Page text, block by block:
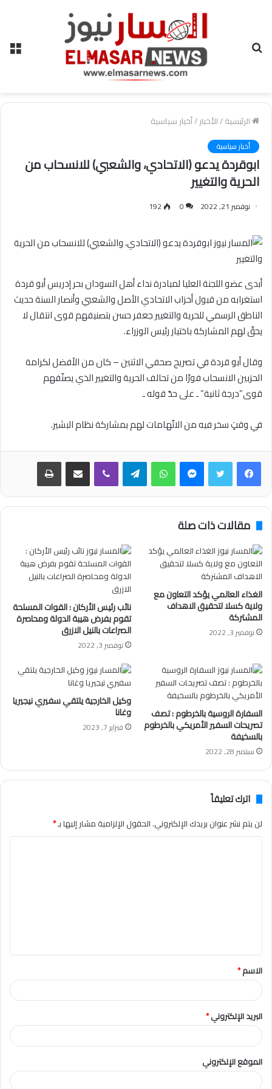
الرئيسية/الأخبار/أخبار سياسية
أخبار سياسية
ابوقردة يدعو (الاتحادي، والشعبي) للانسحاب من
الحرية والتغيير
نوفمبر 21, 2022 0
192
أبدى عضو اللجنة العليا لمبادرة نداء أهل السودان بحر إدريس أبو قردة
استغرابه من قبول أحزاب الاتحادي الأصل والشعبي وأنصار السنة حديث
الناطق الرسمي للحرية والتغيير جعفر حسن بتصنيفهم قوى انتقال لا
يحقّ لهم المشاركة باختيار رئيس الوزراء.
وقال أبو قردة في تصريح صحفي الاثنين – كان من الأفضل لكرامة
الحزبين الانسحاب فورًا من تحالف الحرية والتغيير الذي يصنّفهم
قوى”درجة ثانية” ـ على حدّ قوله ـ
في وقتٍ سخر فيه من الاتّهامات لهم بمشاركة نظام البشير.
فيسبوكتويتر ماسنجر واتساب تيلقرام ڤايبر مشاركة عبر البريد طباعة
مقالات ذات صلة
الغذاء العالمي يؤكد التعاون مع
ولاية كسلا لتحقيق الاهداف
المشتركة
نوفمبر 3, 2022
نائب رئيس الأركان : القوات المسلحة
تقوم بفرض هيبة الدولة ومحاصرة
الصراعات بالنيل الازرق
نوفمبر 3, 2022
السفارة الروسية بالخرطوم : تصف
تصريحات السفير الأمريكي بالخرطوم
بالسخيفة
سبتمبر 28, 2022
وكيل الخارجية يلتقي سفيري نيجيريا
وغانا
فبراير 7, 2023
اترك تعليقاً
لن يتم نشر عنوان بريدك الإلكتروني.الحقول الإلزامية مشار إليها بـ*
ق
*
الاسم*
البريد الإلكتروني*
الموقع الإلكتروني